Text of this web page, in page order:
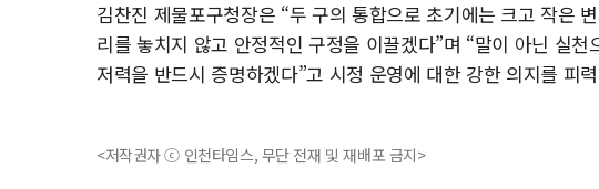
김찬진 제물포구청장은 “두 구의 통합으로 초기에는 크고 작은
리를 놓치지 않고 안정적인 구정을 이끌겠다”며 “말이 아닌 실
저력을 반드시 증명하겠다”고 시정 운영에 대한 강한 의지를 피
<저작권자 ⓒ 인천타임스, 무단 전재 및 재배포 금지>